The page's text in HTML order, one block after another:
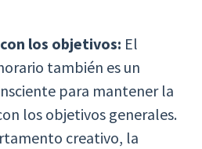
los objetivos: El
también es un
para mantener la
los objetivos generales.
creativo, la